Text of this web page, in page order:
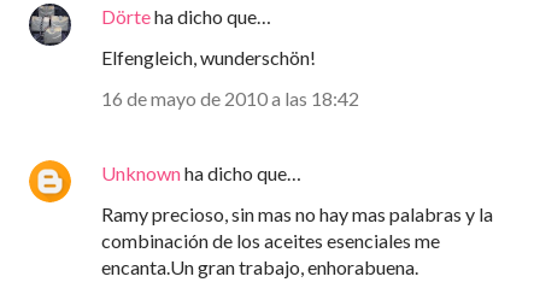
Dörteha dicho que…
Elfengleich, wunderschön!
16 de mayo de 2010 a las 18:42
Unknownha dicho que…
Ramy precioso, sin mas no hay mas palabras y la
combinación de los aceites esenciales me
encanta.Un gran trabajo, enhorabuena.